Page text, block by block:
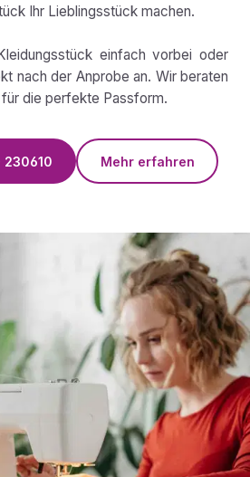
Ihr Lieblingsstück machen.
einfach vorbei oder
nach der Anprobe an. Wir beraten
die perfekte Passform.
230610 Mehr erfahren